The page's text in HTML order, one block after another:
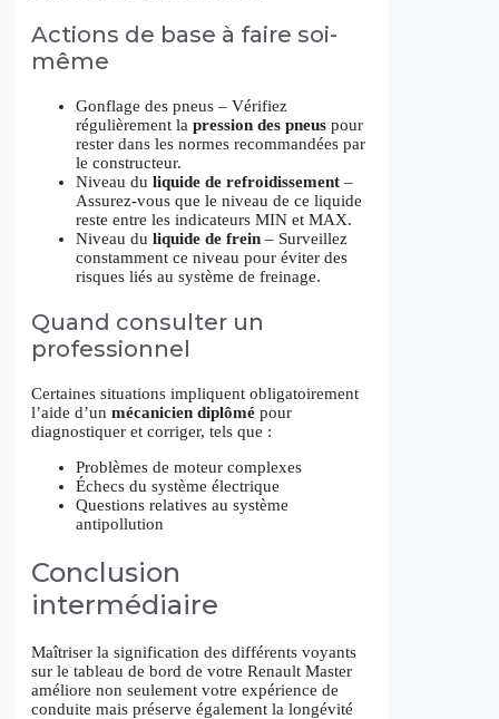
Actions de base à faire soi-
même
Gonflage des pneus – Vérifiez
régulièrement la pression des pneus pour
rester dans les normes recommandées par
le constructeur.
Niveau du liquide de refroidissement –
Assurez-vous que le niveau de ce liquide
reste entre les indicateurs MIN et MAX.
Niveau du liquide de frein – Surveillez
constamment ce niveau pour éviter des
risques liés au système de freinage.
Quand consulter un
professionnel
Certaines situations impliquent obligatoirement
l’aide d’un mécanicien diplômé pour
diagnostiquer et corriger, tels que :
Problèmes de moteur complexes
Échecs du système électrique
Questions relatives au système
antipollution
Conclusion
intermédiaire
Maîtriser la signification des différents voyants
sur le tableau de bord de votre Renault Master
améliore non seulement votre expérience de
conduite mais préserve également la longévité